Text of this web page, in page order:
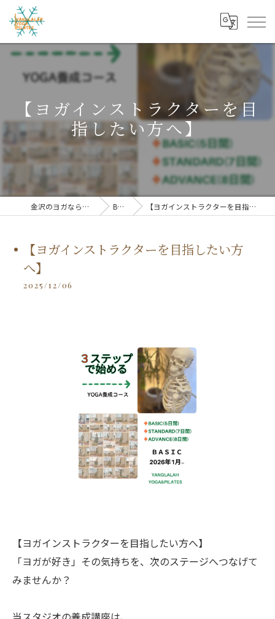
【ヨガインストラクターを目
指したい方へ】
金沢のヨガならヤンララ BLOG 【ヨガインストラクターを目指したい方へ】
【ヨガインストラクターを目指したい方
へ】
2025/12/06
【ヨガインストラクターを目指したい方へ】
「ヨガが好き」その気持ちを、次のステージへつなげて
みませんか？